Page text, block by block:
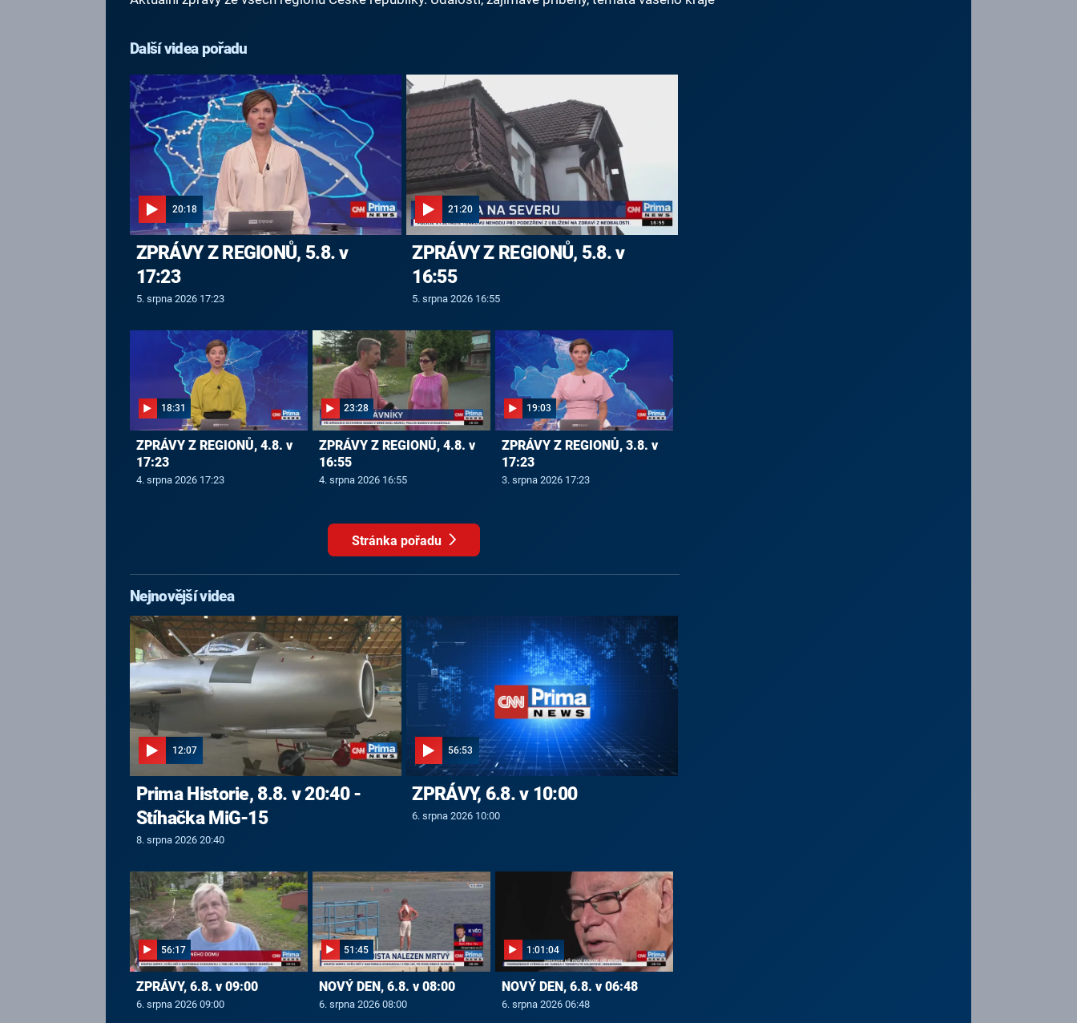
Další videa pořadu
20:18
ZPRÁVY Z REGIONŮ, 5.8. v
17:23
5. srpna 2026 17:23
21:20
ZPRÁVY Z REGIONŮ, 5.8. v
16:55
5. srpna 2026 16:55
18:31
ZPRÁVY Z REGIONŮ, 4.8. v
17:23
4. srpna 2026 17:23
23:28
ZPRÁVY Z REGIONŮ, 4.8. v
16:55
4. srpna 2026 16:55
19:03
ZPRÁVY Z REGIONŮ, 3.8. v
17:23
3. srpna 2026 17:23
Stránka pořadu
Nejnovější videa
12:07
Prima Historie, 8.8. v 20:40 -
Stíhačka MiG-15
8. srpna 2026 20:40
56:53
ZPRÁVY, 6.8. v 10:00
6. srpna 2026 10:00
56:17
ZPRÁVY, 6.8. v 09:00
6. srpna 2026 09:00
51:45
NOVÝ DEN, 6.8. v 08:00
6. srpna 2026 08:00
1:01:04
NOVÝ DEN, 6.8. v 06:48
6. srpna 2026 06:48